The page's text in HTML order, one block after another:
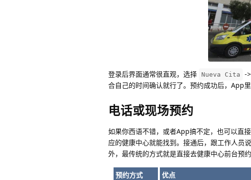
登录后界面通常很直观，选择 Nueva Cita ->
合自己的时间确认就行了。预约成功后，App里
电话或现场预约
如果你西语不错，或者App搞不定，也可以直
应的健康中心就能找到。接通后，跟工作人员说
外，最传统的方式就是直接去健康中心前台预
预约方式 优点